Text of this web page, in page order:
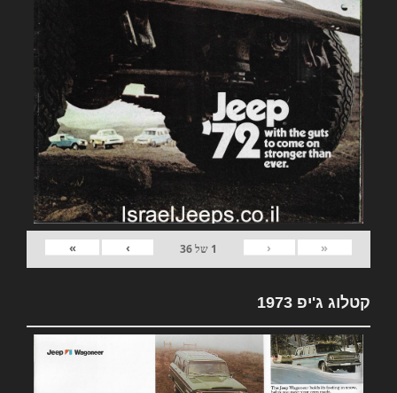
«
‹
1 של36
›
»
קטלוג ג'יפ 1973